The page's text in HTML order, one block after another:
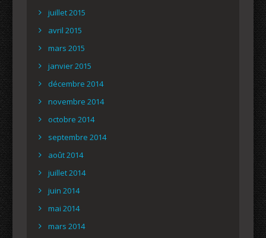
juillet 2015
avril 2015
mars 2015
janvier 2015
décembre 2014
novembre 2014
octobre 2014
septembre 2014
août 2014
juillet 2014
juin 2014
mai 2014
mars 2014